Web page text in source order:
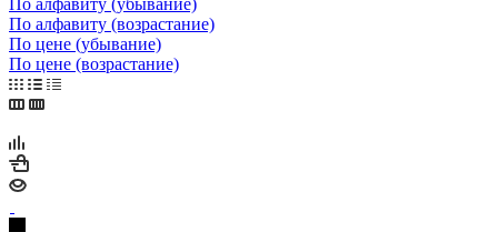
По алфавиту (возрастание)
По цене (убывание)
По цене (возрастание)